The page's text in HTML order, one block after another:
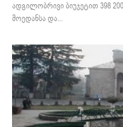
ადგილობრივი ბიუჯეტით 398
მოედანსა და...